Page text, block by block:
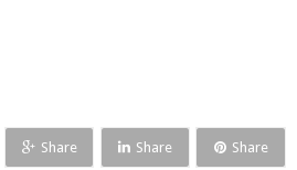
Share Share Share